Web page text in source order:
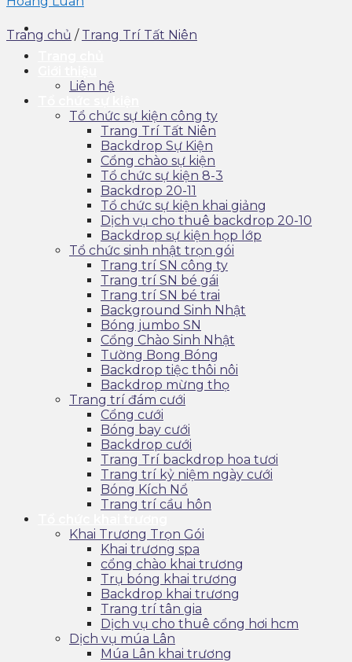
Liên hệ
Tổ chức sự kiện công ty
Trang Trí Tất Niên
Backdrop Sự Kiện
Cổng chào sự kiện
Tổ chức sự kiện 8-3
Backdrop 20-11
Tổ chức sự kiện khai giảng
Dịch vụ cho thuê backdrop 20-10
Backdrop sự kiện họp lớp
Tổ chức sinh nhật trọn gói
Trang trí SN công ty
Trang trí SN bé gái
Trang trí SN bé trai
Background Sinh Nhật
Bóng jumbo SN
Cổng Chào Sinh Nhật
Tường Bong Bóng
Backdrop tiệc thôi nôi
Backdrop mừng thọ
Trang trí đám cưới
Cổng cưới
Bóng bay cưới
Backdrop cưới
Trang Trí backdrop hoa tươi
Trang trí kỷ niệm ngày cưới
Bóng Kích Nổ
Trang trí cầu hôn
Khai Trương Trọn Gói
Khai trương spa
cổng chào khai trương
Trụ bóng khai trương
Backdrop khai trương
Trang trí tân gia
Dịch vụ cho thuê cổng hơi hcm
Dịch vụ múa Lân
Múa Lân khai trương
Trang chủ / Trang Trí Tất Niên